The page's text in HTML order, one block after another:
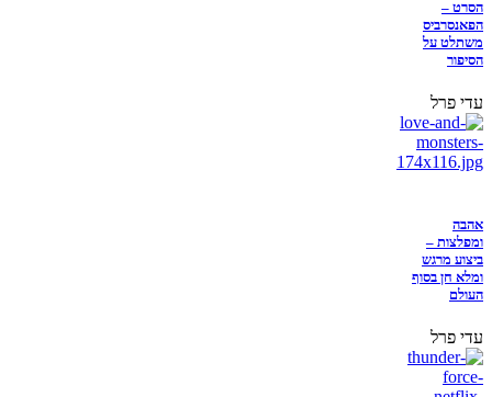
הסרט –
הפאנסרביס
משתלט על
הסיפור
עדי פרל
אהבה
ומפלצות –
ביצוע מרגש
ומלא חן בסוף
העולם
עדי פרל